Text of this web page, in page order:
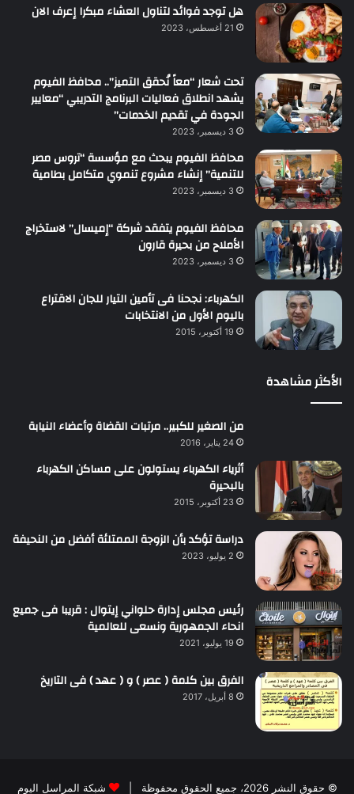
هل توجد فوائد لتناول العشاء مبكرا إعرف الان
21 أغسطس، 2023
تحت شعار “معاً نُحقق التميز”.. محافظ الفيوم
يشهد انطلاق فعاليات البرنامج التدريبي “معايير
الجودة في تقديم الخدمات”
3 ديسمبر، 2023
محافظ الفيوم يبحث مع مؤسسة “تروس مصر
للتنمية” إنشاء مشروع تنموي متكامل بطامية
3 ديسمبر، 2023
محافظ الفيوم يتفقد شركة “إميسال” لاستخراج
الأملاح من بحيرة قارون
3 ديسمبر، 2023
الكهرباء: نجحنا فى تأمين التيار للجان الاقتراع
باليوم الأول من الانتخابات
19 أكتوبر، 2015
الأكثر مشاهدة
من الصغير للكبير.. مرتبات القضاة وأعضاء النيابة
24 يناير، 2016
أثرياء الكهرباء يستولون على مساكن الكهرباء
بالبحيرة
23 أكتوبر، 2015
دراسة تؤكد بأن الزوجة الممتلئة أفضل من النحيفة
2 يوليو، 2023
رئيس مجلس إدارة حلواني إيتوال : قريبا فى جميع
انحاء الجمهورية ونسعى للعالمية
19 يوليو، 2021
الفرق بين كلمة ( عصر ) و ( عهد ) فى التاريخ
8 أبريل، 2017
© حقوق النشر 2026، جميع الحقوق محفوظة | شبكة المراسل اليوم